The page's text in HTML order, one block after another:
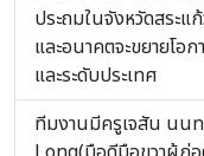
ประถมในจังหวัดสระแ
และอนาคตจะขยายโอ
และระดับประเทศ
ทีมงานมีครูเจสัน นน